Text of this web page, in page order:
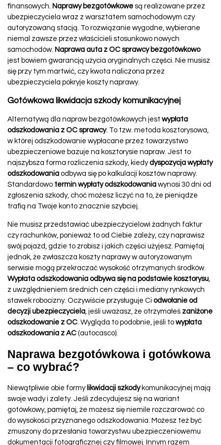
finansowych. Naprawy bezgotówkowe są realizowane przez
ubezpieczyciela wraz z warsztatem samochodowym czy
autoryzowaną stacją. To rozwiązanie wygodne, wybierane
niemal zawsze przez właścicieli stosunkowo nowych
samochodów. Naprawa auta z OC sprawcy bezgotówkowo
jest bowiem gwarancją użycia oryginalnych części. Nie musisz
się przy tym martwić, czy kwota naliczona przez
ubezpieczyciela pokryje koszty naprawy.
Gotówkowa likwidacja szkody komunikacyjnej
Alternatywą dla napraw bezgotówkowych jest wypłata
odszkodowania z OC sprawcy. To tzw. metoda kosztorysowa,
w której odszkodowanie wypłacane przez towarzystwo
ubezpieczeniowe bazuje na kosztorysie napraw. Jest to
najszybsza forma rozliczenia szkody, kiedydyspozycja wypłaty
odszkodowania odbywa się po kalkulacji kosztów naprawy.
Standardowo termin wypłaty odszkodowania wynosi 30 dni od
zgłoszenia szkody, choć możesz liczyć na to, że pieniądze
trafią na Twoje konto znacznie szybciej.
Nie musisz przedstawiać ubezpieczycielowi żadnych faktur
czy rachunków, ponieważ to od Ciebie zależy, czy naprawisz
swój pojazd, gdzie to zrobisz i jakich części użyjesz. Pamiętaj
jednak, że zwłaszcza koszty naprawy w autoryzowanym
serwisie mogą przekraczać wysokość otrzymanych środków.
Wypłata odszkodowania odbywa się na podstawie kosztorysu,
z uwzględnieniem średnich cen części i mediany rynkowych
stawek robocizny. Oczywiście przysługuje Ci odwołanie od
decyzji ubezpieczyciela, jeśli uważasz, że otrzymałeś zaniżone
odszkodowanie z OC. Wygląda to podobnie, jeśli to wypłata
odszkodowania z AC (autocasco).
Naprawa bezgotówkowa i gotówkowa
– co wybrać?
Niewątpliwie obie formy likwidacji szkodykomunikacyjnej mają
swoje wady i zalety. Jeśli zdecydujesz się na wariant
gotówkowy, pamiętaj, że możesz się niemile rozczarować co
do wysokości przyznanego odszkodowania. Możesz też być
zmuszony do przesłania towarzystwu ubezpieczeniowemu
dokumentacji fotograficznej czy filmowej. Innym razem